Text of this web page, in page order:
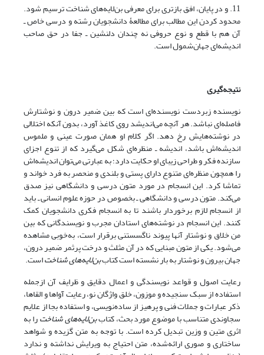
11. و در پایان، افق بازتری برای معرفی بن‌لایه‌های شناخت ترسیم شود.
محدود کردن این مطالب برای مطالعۀ دانشجویان رشته و درسی خاص ـ
آن هم با قطع و نوع حروفی نه چندان دلنشین ـ جفا در حق صاحب
اندیشه‌ای جهان‌شمول است.
نتیجه‌گیری
نویسنده زبردست نویسنده‌ای است که بین ضمیر درون و نوشتارش
فاصله‌ای نباشد. هر آنچه می‌اندیشد روی کاغذ آورد، بدون آنکه اختلالی
در نوشته‌هایش رخ ‌دهد. اگر کلام او همان صورت عینی و ملموس
اندیشه‌اش باشد، اندیشه ـ منظره‌ای شکل می‌گیرد که از تنوع اجزای
سازنده فکر و طراحی زیبای او حکایت دارد؛ به عبارتی می‌توان اندیشه‌اش
را همچون منظره‌ای متنوع دارای پستی و بلندی و منحصر به فرد خواند و
تماشا کرد. این انسجام در مورد متون درسی و دانشگاهی نیز صدق
می‌کند. متون درسی و دانشگاهی ـ بخصوص در حوزه علوم انسانی ـ باید
از انسجام لازم برخوردار باشند تا به انسجام فکری دانشجویان کمک
کنند. این انسجام در نوشته‌های استادان مجرب و نویسندگانی که بین
من خلاق و نوشتار آنها پیوند ناگسستنی برقرار است، به‌خوبی مشاهده
می‌شود. یکی از متون مبنایی که در آن مثلث و درخت پرثمر ضمیر درون،
جهان بیرون و نوشتار به بار نشسته است کتاببن‌لایه‌های شناختاست.
رعایت اصول و قواعد نویسندگی و اعمال دقایق و ظرایف آن ازجمله
استفاده از سبک سنجیده و موزون، خلق واژگان نو، رعایت آواها و القاها،
ذکر عبارات و جملات فنی و پرهیز از ساده‌نویسی، و استفاده بجا از علایم
سجاوندی متناسب با موضوع مورد بحث، کتاببن‌لایه‌های شناخترا به
اثری متین و وزین تبدیل کرده است. با توجه به متن گزیده و شواهد
ساختاری و صوری ارائه‌شده، متن احتیاج به ویرایش نداشته و ندارد